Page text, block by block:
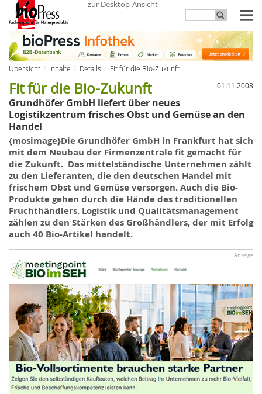
zur Desktop-Ansicht
Übersicht Inhalte Details
Fit für die Bio-Zukunft
01.11.2008
Fit für die Bio-Zukunft
Grundhöfer GmbH liefert über neues
Logistikzentrum frisches Obst und Gemüse an den
Handel
{mosimage}Die Grundhöfer GmbH in Frankfurt hat sich
mit dem Neubau der Firmenzentrale fit gemacht für
die Zukunft. Das mittelständische Unternehmen zählt
zu den Lieferanten, die den deutschen Handel mit
frischem Obst und Gemüse versorgen. Auch die Bio-
Produkte gehen durch die Hände des traditionellen
Fruchthändlers. Logistik und Qualitätsmanagement
zählen zu den Stärken des Großhändlers, der mit Erfolg
auch 40 Bio-Artikel handelt.
Anzeige